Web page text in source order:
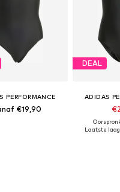
PERFORMANCE
€19,90
DEAL
ADIDAS
Laatste